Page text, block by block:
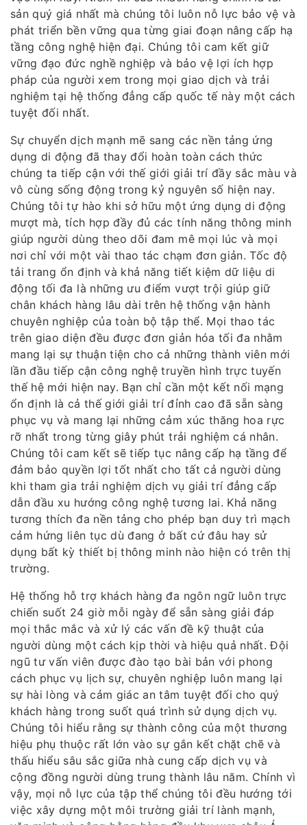
sản quý giá nhất mà chúng tôi luôn nỗ lực bảo vệ và
phát triển bền vững qua từng giai đoạn nâng cấp hạ
tầng công nghệ hiện đại. Chúng tôi cam kết giữ
vững đạo đức nghề nghiệp và bảo vệ lợi ích hợp
pháp của người xem trong mọi giao dịch và trải
nghiệm tại hệ thống đẳng cấp quốc tế này một cách
tuyệt đối nhất.
Sự chuyển dịch mạnh mẽ sang các nền tảng ứng
dụng di động đã thay đổi hoàn toàn cách thức
chúng ta tiếp cận với thế giới giải trí đầy sắc màu và
vô cùng sống động trong kỷ nguyên số hiện nay.
Chúng tôi tự hào khi sở hữu một ứng dụng di động
mượt mà, tích hợp đầy đủ các tính năng thông minh
giúp người dùng theo dõi đam mê mọi lúc và mọi
nơi chỉ với một vài thao tác chạm đơn giản. Tốc độ
tải trang ổn định và khả năng tiết kiệm dữ liệu di
động tối đa là những ưu điểm vượt trội giúp giữ
chân khách hàng lâu dài trên hệ thống vận hành
chuyên nghiệp của toàn bộ tập thể. Mọi thao tác
trên giao diện đều được đơn giản hóa tối đa nhằm
mang lại sự thuận tiện cho cả những thành viên mới
lần đầu tiếp cận công nghệ truyền hình trực tuyến
thế hệ mới hiện nay. Bạn chỉ cần một kết nối mạng
ổn định là cả thế giới giải trí đỉnh cao đã sẵn sàng
phục vụ và mang lại những cảm xúc thăng hoa rực
rỡ nhất trong từng giây phút trải nghiệm cá nhân.
Chúng tôi cam kết sẽ tiếp tục nâng cấp hạ tầng để
đảm bảo quyền lợi tốt nhất cho tất cả người dùng
khi tham gia trải nghiệm dịch vụ giải trí đẳng cấp
dẫn đầu xu hướng công nghệ tương lai. Khả năng
tương thích đa nền tảng cho phép bạn duy trì mạch
cảm hứng liên tục dù đang ở bất cứ đâu hay sử
dụng bất kỳ thiết bị thông minh nào hiện có trên thị
trường.
Hệ thống hỗ trợ khách hàng đa ngôn ngữ luôn trực
chiến suốt 24 giờ mỗi ngày để sẵn sàng giải đáp
mọi thắc mắc và xử lý các vấn đề kỹ thuật của
người dùng một cách kịp thời và hiệu quả nhất. Đội
ngũ tư vấn viên được đào tạo bài bản với phong
cách phục vụ lịch sự, chuyên nghiệp luôn mang lại
sự hài lòng và cảm giác an tâm tuyệt đối cho quý
khách hàng trong suốt quá trình sử dụng dịch vụ.
Chúng tôi hiểu rằng sự thành công của một thương
hiệu phụ thuộc rất lớn vào sự gắn kết chặt chẽ và
thấu hiểu sâu sắc giữa nhà cung cấp dịch vụ và
cộng đồng người dùng trung thành lâu năm. Chính vì
vậy, mọi nỗ lực của tập thể chúng tôi đều hướng tới
việc xây dựng một môi trường giải trí lành mạnh,